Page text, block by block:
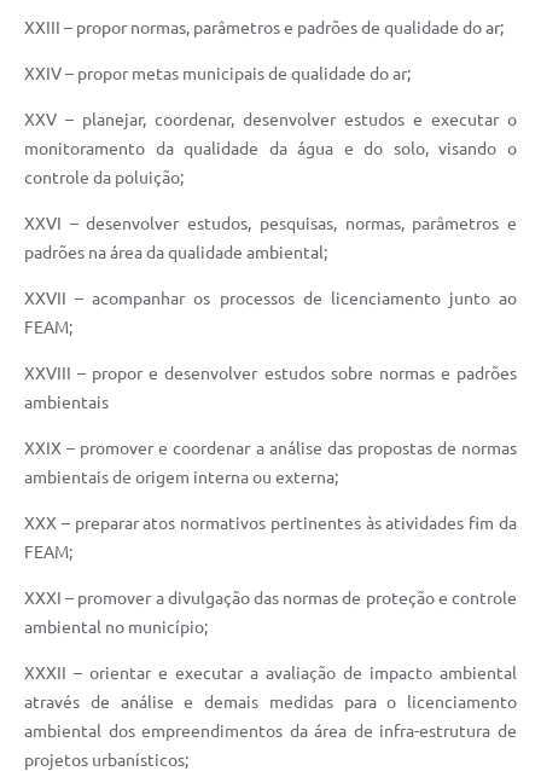
XXIII – propor normas, parâmetros e padrões de qualidade do ar;
XXIV – propor metas municipais de qualidade do ar;
XXV – planejar, coordenar, desenvolver estudos e executar o
monitoramento da qualidade da água e do solo, visando o
controle da poluição;
XXVI – desenvolver estudos, pesquisas, normas, parâmetros e
padrões na área da qualidade ambiental;
XXVII – acompanhar os processos de licenciamento junto ao
FEAM;
XXVIII – propor e desenvolver estudos sobre normas e padrões
ambientais
XXIX – promover e coordenar a análise das propostas de normas
ambientais de origem interna ou externa;
XXX – preparar atos normativos pertinentes às atividades fim da
FEAM;
XXXI – promover a divulgação das normas de proteção e controle
ambiental no município;
XXXII – orientar e executar a avaliação de impacto ambiental
através de análise e demais medidas para o licenciamento
ambiental dos empreendimentos da área de infra-estrutura de
projetos urbanísticos;